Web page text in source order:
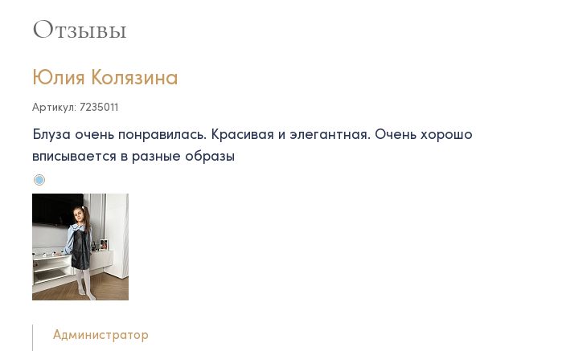
Отзывы
Юлия Колязина
Артикул: 7235011
Блуза очень понравилась. Красивая и элегантная. Очень хорошо
вписывается в разные образы
Администратор